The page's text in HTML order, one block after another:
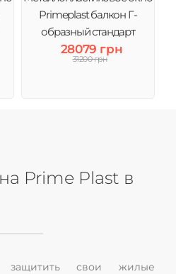
Primeplast балкон Г-
образный стандарт
большой
28079 грн
31200 грн
Prime Plast в
защитить свои жилые